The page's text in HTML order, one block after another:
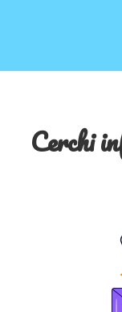
Cerchi